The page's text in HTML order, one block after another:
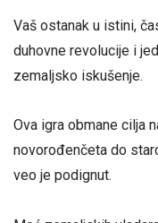
Vaš ostanak u istini,
duhovne revolucije i
zemaljsko iskušenje.
Ova igra obmane cilja
novorođenčeta do
veo je podignut.